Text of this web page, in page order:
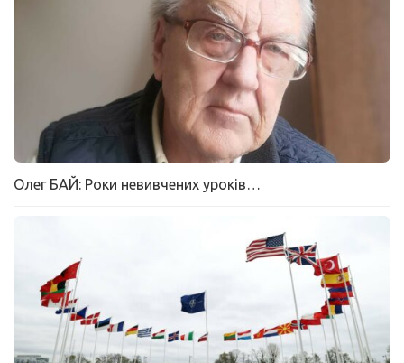
Олег БАЙ: Роки невивчених уроків…